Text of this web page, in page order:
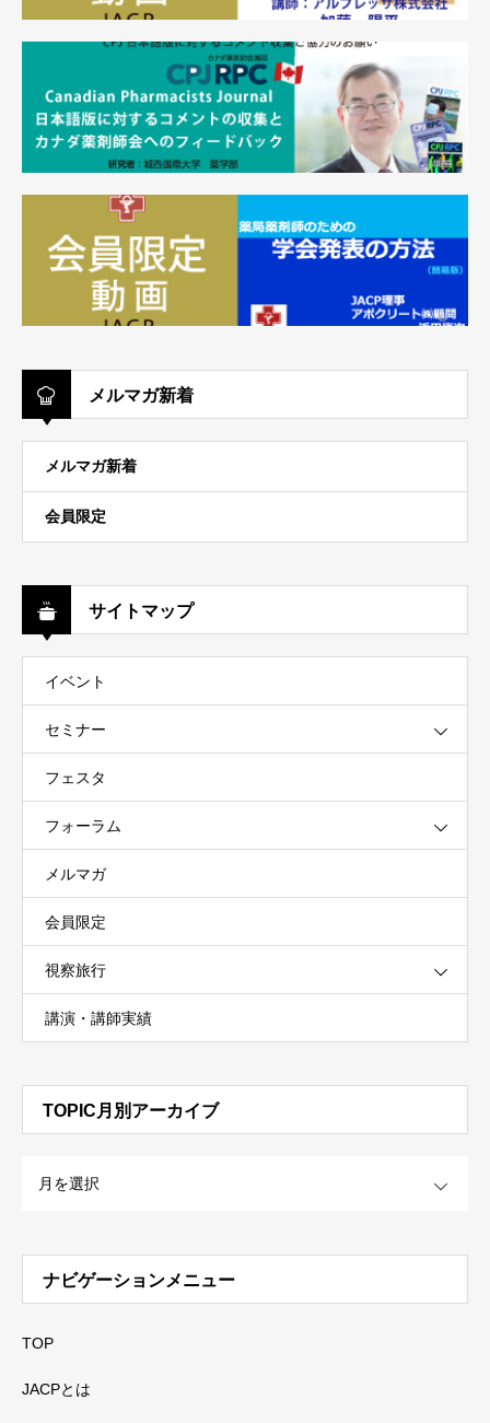
メルマガ新着
メルマガ新着
会員限定
サイトマップ
イベント
セミナー
フェスタ
フォーラム
メルマガ
会員限定
視察旅行
講演・講師実績
TOPIC月別アーカイブ
ナビゲーションメニュー
TOP
JACPとは